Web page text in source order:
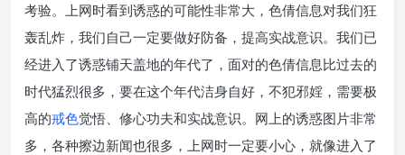
考验。上网时看到诱惑的可能性非常大，色倩信息对我们狂
轰乱炸，我们自己一定要做好防备，提高实战意识。我们已
经进入了诱惑铺天盖地的年代了，面对的色倩信息比过去的
时代猛烈很多，要在这个年代洁身自好，不犯邪婬，需要极
高的戒色觉悟、修心功夫和实战意识。网上的诱惑图片非常
多，各种擦边新闻也很多，上网时一定要小心，就像进入了